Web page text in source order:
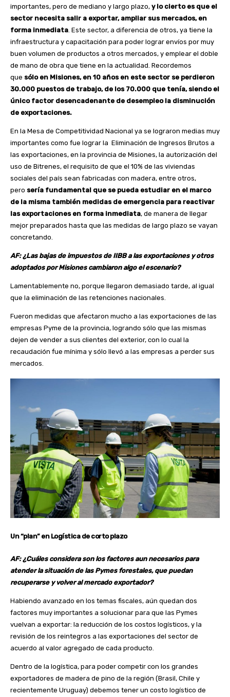
importantes, pero de mediano y largo plazo, y lo cierto es que el
sector necesita salir a exportar, ampliar sus mercados, en
forma inmediata . Este sector, a diferencia de otros, ya tiene la
infraestructura y capacitación para poder lograr envíos por muy
buen volumen de productos a otros mercados, y emplear el doble
de mano de obra que tiene en la actualidad. Recordemos
que sólo en Misiones, en 10 años en este sector se perdieron
30.000 puestos de trabajo, de los 70.000 que tenía, siendo el
único factor desencadenante de desempleo la disminución
de exportaciones.
En la Mesa de Competitividad Nacional ya se lograron medias muy
importantes como fue lograr la Eliminación de Ingresos Brutos a
las exportaciones, en la provincia de Misiones, la autorización del
uso de Bitrenes, el requisito de que el 10% de las viviendas
sociales del país sean fabricadas con madera, entre otros,
pero sería fundamental que se pueda estudiar en el marco
de la misma también medidas de emergencia para reactivar
las exportaciones en forma inmediata, de manera de llegar
mejor preparados hasta que las medidas de largo plazo se vayan
concretando.
AF: ¿Las bajas de impuestos de IIBB a las exportaciones y otros
adoptados por Misiones cambiaron algo el escenario?
Lamentablemente no, porque llegaron demasiado tarde, al igual
que la eliminación de las retenciones nacionales.
Fueron medidas que afectaron mucho a las exportaciones de las
empresas Pyme de la provincia, logrando sólo que las mismas
dejen de vender a sus clientes del exterior, con lo cual la
recaudación fue mínima y sólo llevó a las empresas a perder sus
mercados.
Un “plan” en Logística de corto plazo
AF: ¿Cuáles considera son los factores aun necesarios para
atender la situación de las Pymes forestales, que puedan
recuperarse y volver al mercado exportador?
Habiendo avanzado en los temas fiscales, aún quedan dos
factores muy importantes a solucionar para que las Pymes
vuelvan a exportar: la reducción de los costos logísticos, y la
revisión de los reintegros a las exportaciones del sector de
acuerdo al valor agregado de cada producto.
Dentro de la logística, para poder competir con los grandes
exportadores de madera de pino de la región (Brasil, Chile y
recientemente Uruguay) debemos tener un costo logístico de